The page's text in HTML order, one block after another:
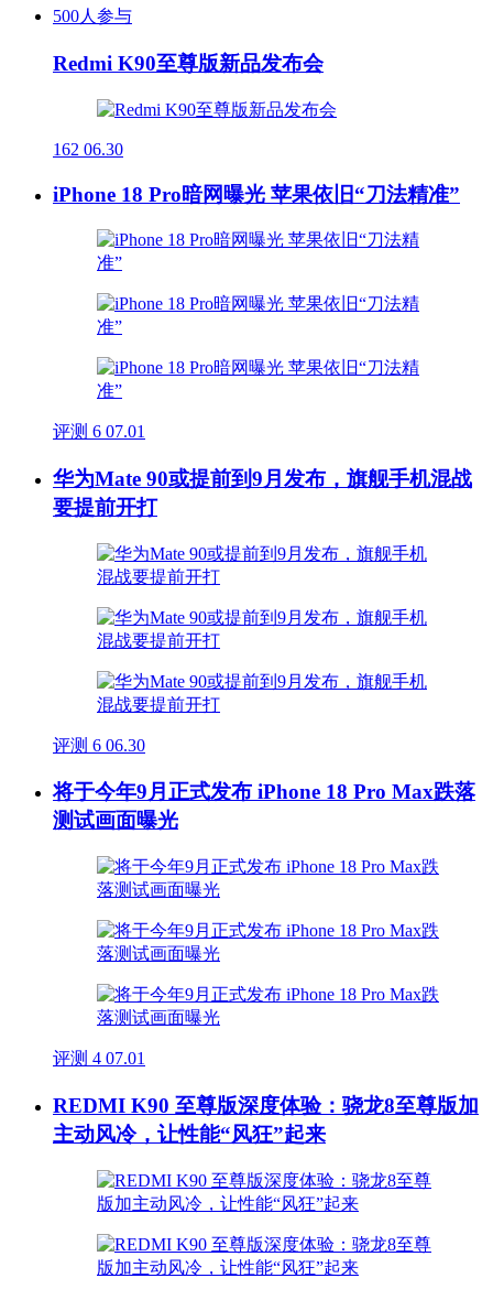
500人参与
Redmi K90至尊版新品发布会
162 06.30
iPhone 18 Pro暗网曝光 苹果依旧“刀法精准”
评测 6 07.01
华为Mate 90或提前到9月发布，旗舰手机混战
要提前开打
评测 6 06.30
将于今年9月正式发布 iPhone 18 Pro Max跌落
测试画面曝光
评测 4 07.01
REDMI K90 至尊版深度体验：骁龙8至尊版加
主动风冷，让性能“风狂”起来